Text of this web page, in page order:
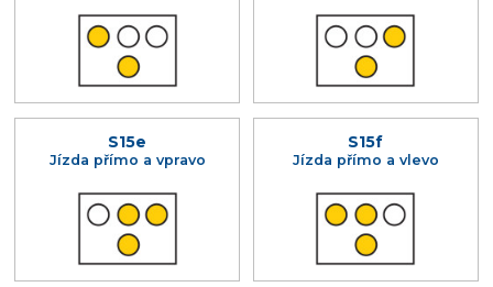
S15e
Jízda přímo a vpravo
S15f
Jízda přímo a vlevo